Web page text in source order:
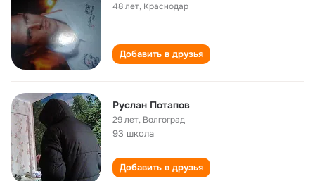
48 лет, Краснодар
Добавить в друзья
Руслан Потапов
29 лет, Волгоград
93 школа
Добавить в друзья